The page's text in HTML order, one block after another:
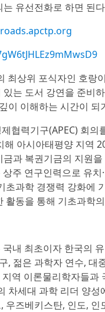
유선전화로 하면 된
최상위 포식자인 호랑
는 도서 강연을 준비
이 이해하는 시간이 되
협력기구(APEC) 회
해 아시아태평양 지역
과 복권기금의 지원
주 연구인력으로 유
과학 경쟁력 강화에
활동을 통해 기초과학
내 최초이자 한국의
, 젊은 과학자 연수,
역 이론물리학자들
차세대 과학 리더 양
우즈베키스탄, 인도,